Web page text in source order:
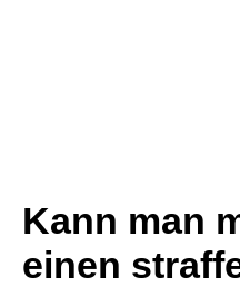
Kann man
einen